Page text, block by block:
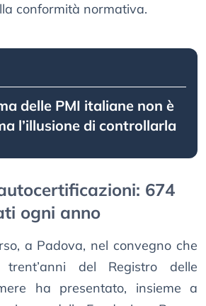
conformità normativa.
delle PMI italiane non è
l’illusione di controllarla
674
ogni anno
a Padova, nel convegno che
del Registro delle
ha presentato, insieme a